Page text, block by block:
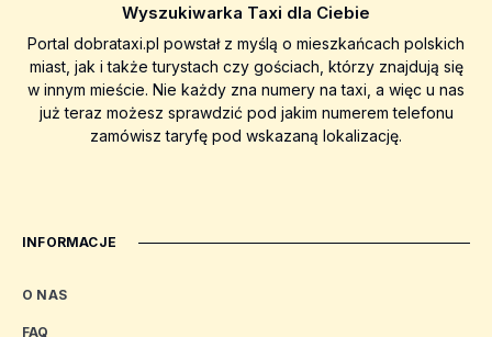
Wyszukiwarka Taxi dla Ciebie
Portal dobrataxi.pl powstał z myślą o mieszkańcach polskich
miast, jak i także turystach czy gościach, którzy znajdują się
w innym mieście. Nie każdy zna numery na taxi, a więc u nas
już teraz możesz sprawdzić pod jakim numerem telefonu
zamówisz taryfę pod wskazaną lokalizację.
INFORMACJE
O NAS
FAQ